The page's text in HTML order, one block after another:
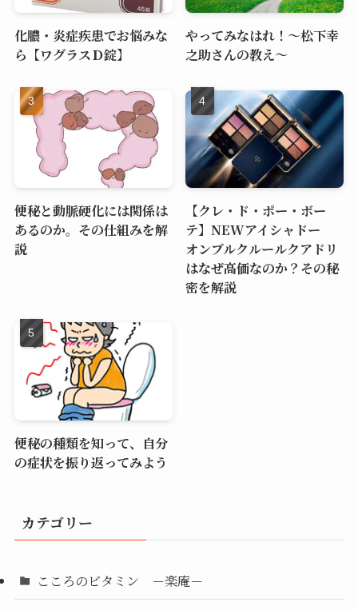
化膿・炎症疾患でお悩みな
ら【ワグラスＤ錠】
やってみなはれ！～松下幸
之助さんの教え～
便秘と動脈硬化には関係は
あるのか。その仕組みを解
説
【クレ・ド・ポー・ボー
テ】NEWアイシャドー
オンブルクルールクアドリ
はなぜ高価なのか？その秘
密を解説
便秘の種類を知って、自分
の症状を振り返ってみよう
カテゴリー
こころのビタミン －楽庵－